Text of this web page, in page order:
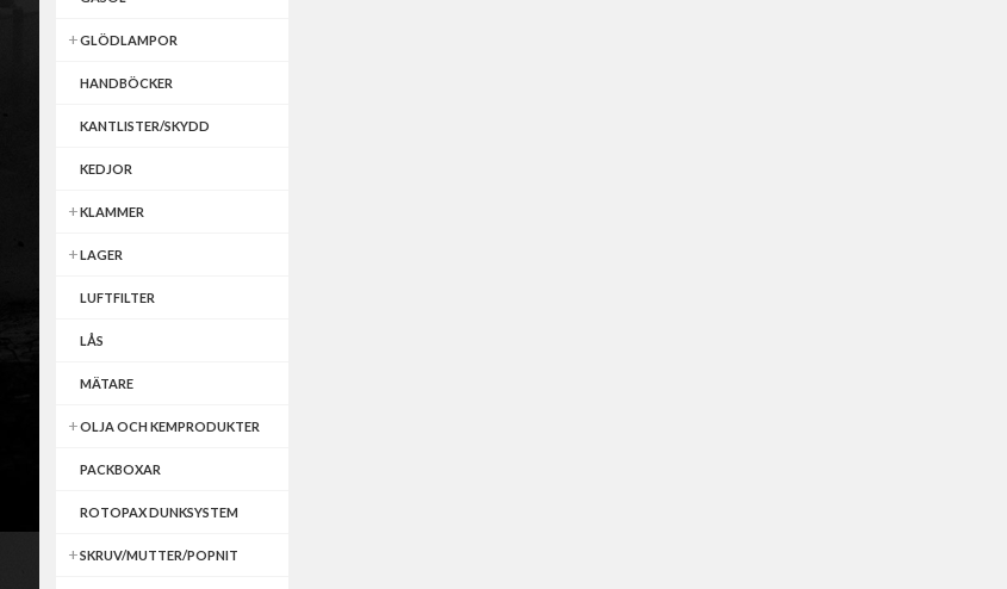
GLÖDLAMPOR
HANDBÖCKER
KANTLISTER/SKYDD
KEDJOR
KLAMMER
LAGER
LUFTFILTER
LÅS
MÄTARE
OLJA OCH KEMPRODUKTER
PACKBOXAR
ROTOPAX DUNKSYSTEM
SKRUV/MUTTER/POPNIT